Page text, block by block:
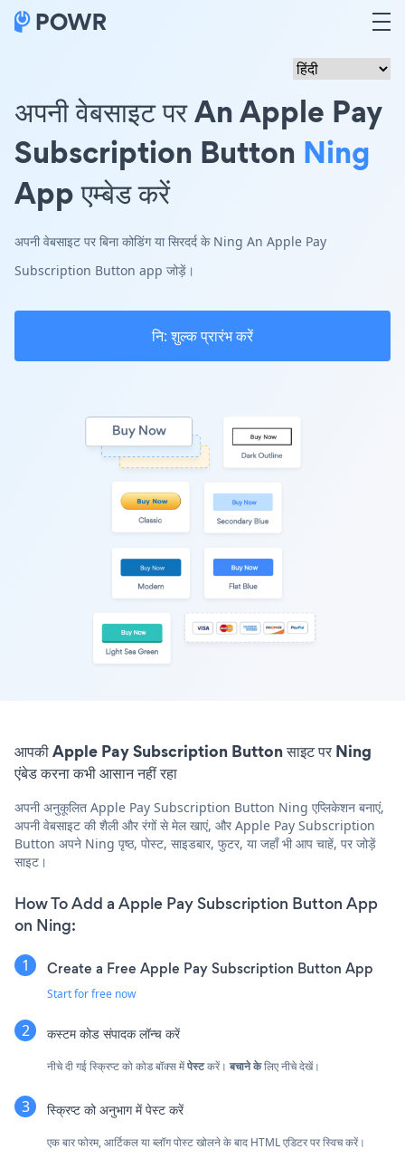
अपनी वेबसाइट पर An Apple Pay
Subscription Button Ning
App एम्बेड करें
अपनी वेबसाइट पर बिना कोडिंग या सिरदर्द के Ning An Apple Pay
Subscription Button app जोड़ें।
नि: शुल्क प्रारंभ करें
आपकी Apple Pay Subscription Button साइट पर Ning
एंबेड करना कभी आसान नहीं रहा
अपनी अनुकूलित Apple Pay Subscription Button Ning एप्लिकेशन बनाएं,
अपनी वेबसाइट की शैली और रंगों से मेल खाएं, और Apple Pay Subscription
Button अपने Ning पृष्ठ, पोस्ट, साइडबार, फुटर, या जहाँ भी आप चाहें, पर जोड़ें
साइट।
How To Add a Apple Pay Subscription Button App
on Ning:
Create a Free Apple Pay Subscription Button App
Start for free now
कस्टम कोड संपादक लॉन्च करें
नीचे दी गई स्क्रिप्ट को कोड बॉक्स मेंपेस्टकरें। बचाने केलिए नीचे देखें।
स्क्रिप्ट को अनुभाग में पेस्ट करें
एक बार फोरम, आर्टिकल या ब्लॉग पोस्ट खोलने के बाद HTML एडिटर पर स्विच करें।